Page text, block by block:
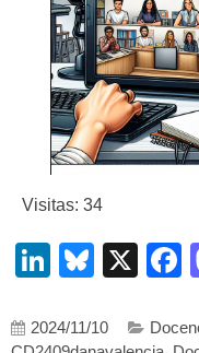
Visitas: 34
LinkedIn
X
2024/11/10